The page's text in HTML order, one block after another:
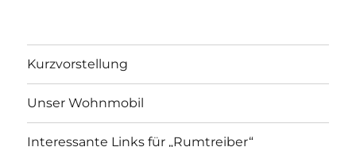
Kurzvorstellung
Unser Wohnmobil
Interessante Links für „Rumtreiber“